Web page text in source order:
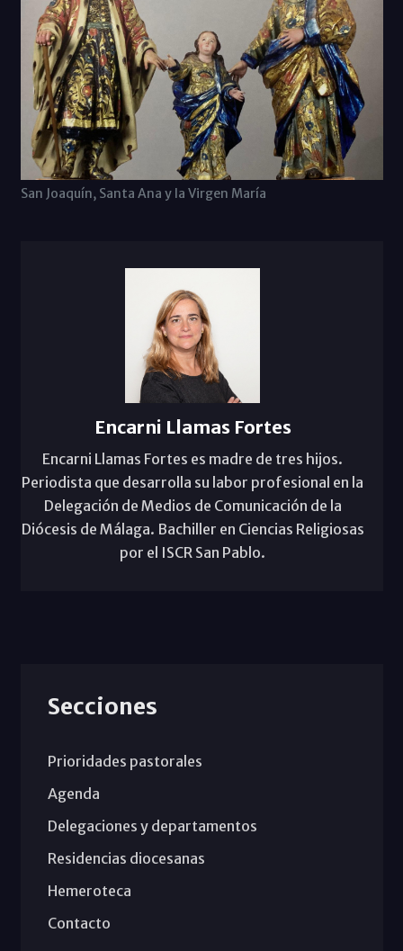
San Joaquín, Santa Ana y la Virgen María
Encarni Llamas Fortes
Encarni Llamas Fortes es madre de tres hijos.
Periodista que desarrolla su labor profesional en la
Delegación de Medios de Comunicación de la
Diócesis de Málaga. Bachiller en Ciencias Religiosas
por el ISCR San Pablo.
Secciones
Prioridades pastorales
Agenda
Delegaciones y departamentos
Residencias diocesanas
Hemeroteca
Contacto